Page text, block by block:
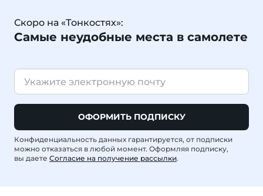
Скоро на «Тонкостях»:
Самые неудобные места в самолете
ОФОРМИТЬ ПОДПИСКУ
Конфиденциальность данных гарантируется, от подписки
можно отказаться в любой момент. Оформляя подписку,
вы даете Согласие на получение рассылки.